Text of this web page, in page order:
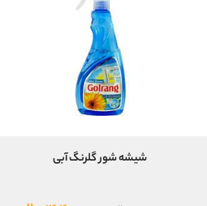
شیشه شور گلرنگ آبی